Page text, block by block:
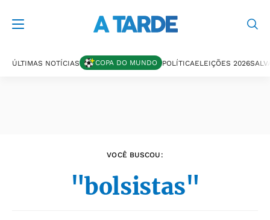
ÚLTIMAS NOTÍCIAS COPA DO MUNDO POLÍTICAELEIÇÕES 2026
VOCÊ BUSCOU:
"bolsistas"